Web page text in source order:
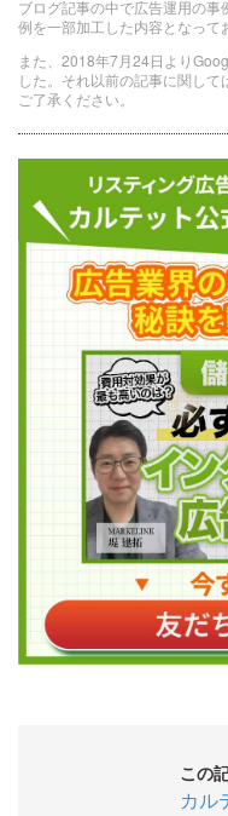
ブログ記事の中で広告運用の
例を一部加工した内容となって
また、2018年7月24日より
した。それ以前の記事に関し
ご了承ください。
この
カル